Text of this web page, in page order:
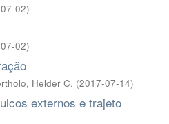
02)
02)
Helder C. (2017-07-14)
externos e trajeto